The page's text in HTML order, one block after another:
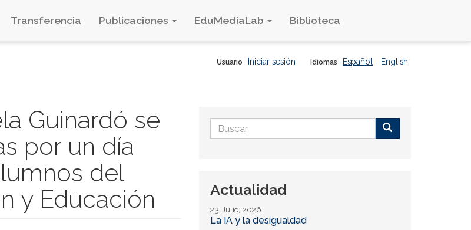
Transferencia Publicaciones EduMediaLab Biblioteca
Idiomas Español English
Usuario Iniciar sesión
Guinardó se
por un día
del
y Educación
Formulario
de
Actualidad
23 Julio, 2026
La IA y la desigualdad